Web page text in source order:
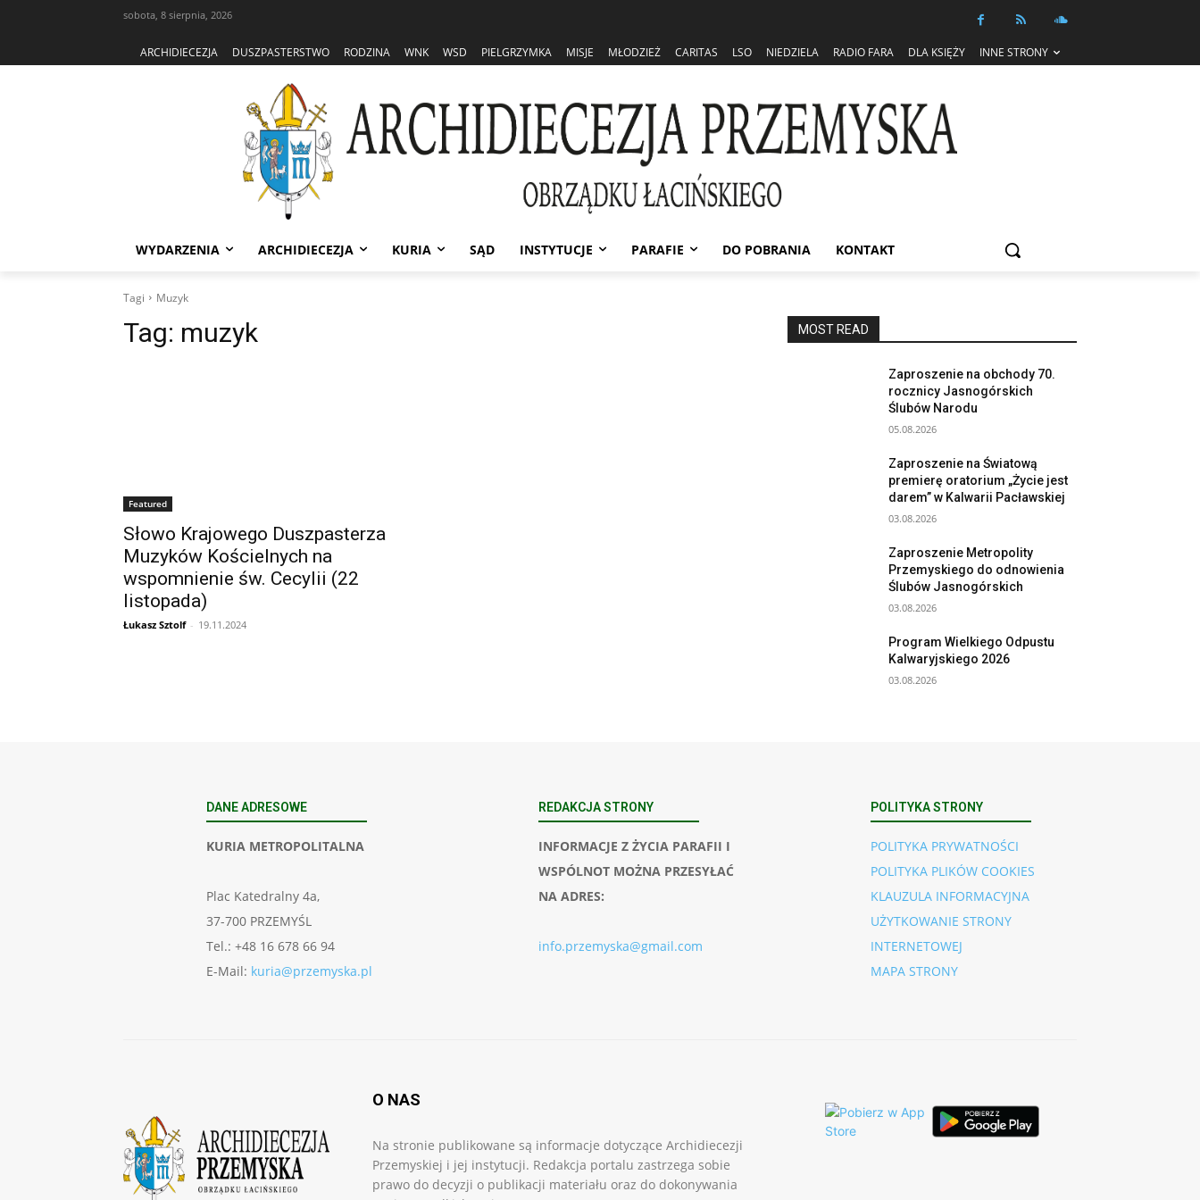
sobota, 8 sierpnia, 2026
ARCHIDIECEZJA DUSZPASTERSTWO RODZINA WNK WSD PIELGRZYMKA MISJE MŁODZIEŻ CARITAS LSO NIEDZIELA RADIO FARA DLA KSIĘŻY INNE STRONY
WYDARZENIA ARCHIDIECEZJA KURIA SĄD INSTYTUCJE PARAFIE DO POBRANIA KONTAKT
Tagi Muzyk
Tag: muzyk
Featured
Słowo Krajowego Duszpasterza
Muzyków Kościelnych na
wspomnienie św. Cecylii (22
listopada)
Łukasz Sztolf - 19.11.2024
MOST READ
Zaproszenie na obchody 70.
rocznicy Jasnogórskich
Ślubów Narodu
05.08.2026
Zaproszenie na Światową
premierę oratorium „Życie jest
darem” w Kalwarii Pacławskiej
03.08.2026
Zaproszenie Metropolity
Przemyskiego do odnowienia
Ślubów Jasnogórskich
03.08.2026
Program Wielkiego Odpustu
Kalwaryjskiego 2026
03.08.2026
DANE ADRESOWE
KURIA METROPOLITALNA
Plac Katedralny 4a,
37-700 PRZEMYŚL
Tel.: +48 16 678 66 94
E-Mail: kuria@przemyska.pl
REDAKCJA STRONY
INFORMACJE Z ŻYCIA PARAFII I
WSPÓLNOT MOŻNA PRZESYŁAĆ
NA ADRES:
info.przemyska@gmail.com
POLITYKA STRONY
POLITYKA PRYWATNOŚCI
POLITYKA PLIKÓW COOKIES
KLAUZULA INFORMACYJNA
UŻYTKOWANIE STRONY
INTERNETOWEJ
MAPA STRONY
O NAS
Na stronie publikowane są informacje dotyczące Archidiecezji
Przemyskiej i jej instytucji. Redakcja portalu zastrzega sobie
prawo do decyzji o publikacji materiału oraz do dokonywania